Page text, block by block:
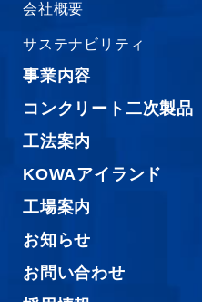
会社概要
サステナビリティ
事業内容
コンクリート二次製品
工法案内
KOWAアイランド
工場案内
お知らせ
お問い合わせ